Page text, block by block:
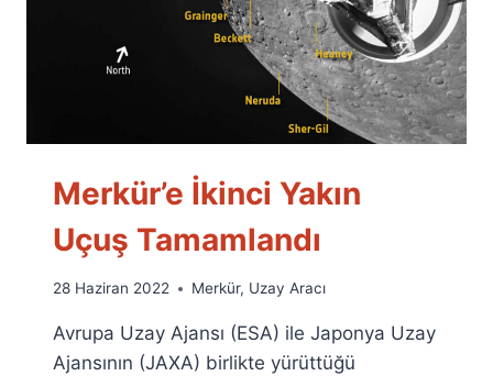
Merkür’e İkinci Yakın
Uçuş Tamamlandı
By
Fuat
Özyar
28 Haziran 2022 Merkür, Uzay Aracı
Avrupa Uzay Ajansı (ESA) ile Japonya Uzay
Ajansının (JAXA) birlikte yürüttüğü